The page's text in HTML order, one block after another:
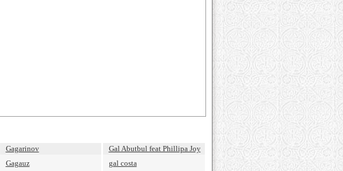
Gagarinov
Gal Abutbul feat Phillipa Joy
Gagauz gal costa